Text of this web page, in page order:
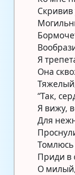
Я
Она
“Так,
Я вижу,
Для
Приди в
О